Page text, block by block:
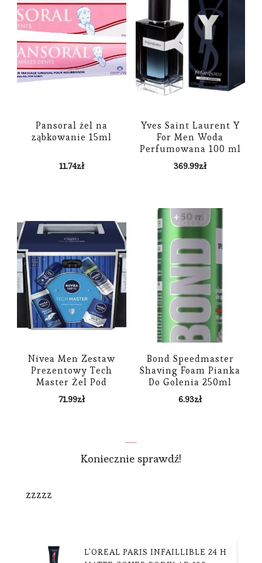
Pansoral żel na
ząbkowanie 15ml
11.74zł
Yves Saint Laurent Y
For Men Woda
Perfumowana 100 ml
TESTER
369.99zł
Nivea Men Zestaw
Prezentowy Tech
Master Żel Pod
Prysznic
250Ml+Pianka Do
71.99zł
Bond Speedmaster
Shaving Foam Pianka
Do Golenia 250ml
6.93zł
Koniecznie sprawdź!
zzzzz
L'OREAL PARIS INFAILLIBLE 24 H